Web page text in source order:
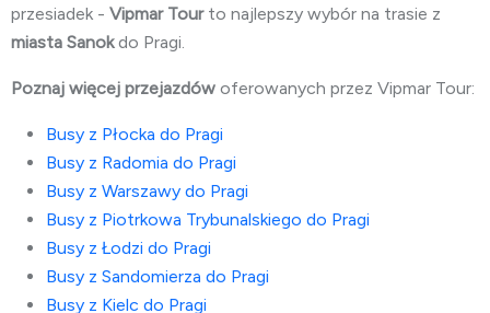
przesiadek - Vipmar Tourto najlepszy wybór na trasie z
miasta Sanokdo Pragi.
Poznaj więcej przejazdów oferowanych przez Vipmar Tour:
Busy z Płocka do Pragi
Busy z Radomia do Pragi
Busy z Warszawy do Pragi
Busy z Piotrkowa Trybunalskiego do Pragi
Busy z Łodzi do Pragi
Busy z Sandomierza do Pragi
Busy z Kielc do Pragi